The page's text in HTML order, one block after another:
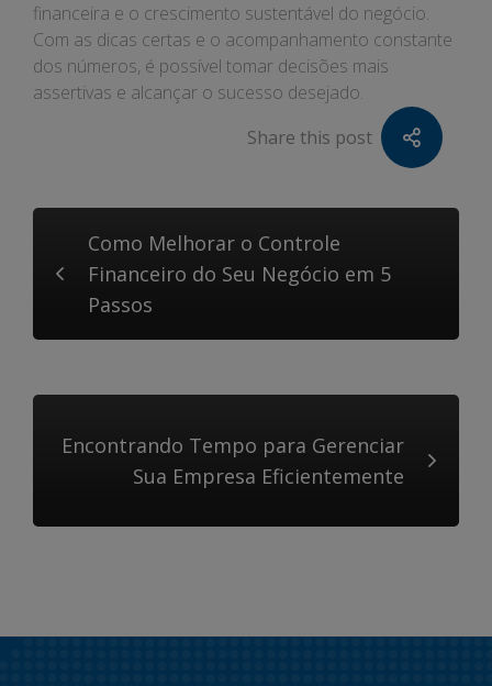
financeira e o crescimento sustentável do negócio.
Com as dicas certas e o acompanhamento constante
dos números, é possível tomar decisões mais
assertivas e alcançar o sucesso desejado.
Share this post
Como Melhorar o Controle
Financeiro do Seu Negócio em 5
Passos
Encontrando Tempo para Gerenciar
Sua Empresa Eficientemente